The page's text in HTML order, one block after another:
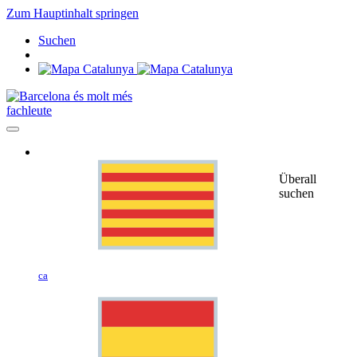
Zum Hauptinhalt springen
Suchen
fachleute
ca
Überall
suchen